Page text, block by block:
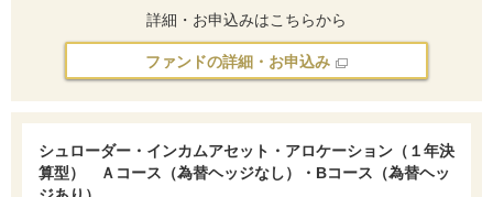
詳細・お申込みはこちらから
ファンドの詳細・お申込み
シュローダー・インカムアセット・アロケーション（１年決
算型） Ａコース（為替ヘッジなし）・Bコース（為替ヘッ